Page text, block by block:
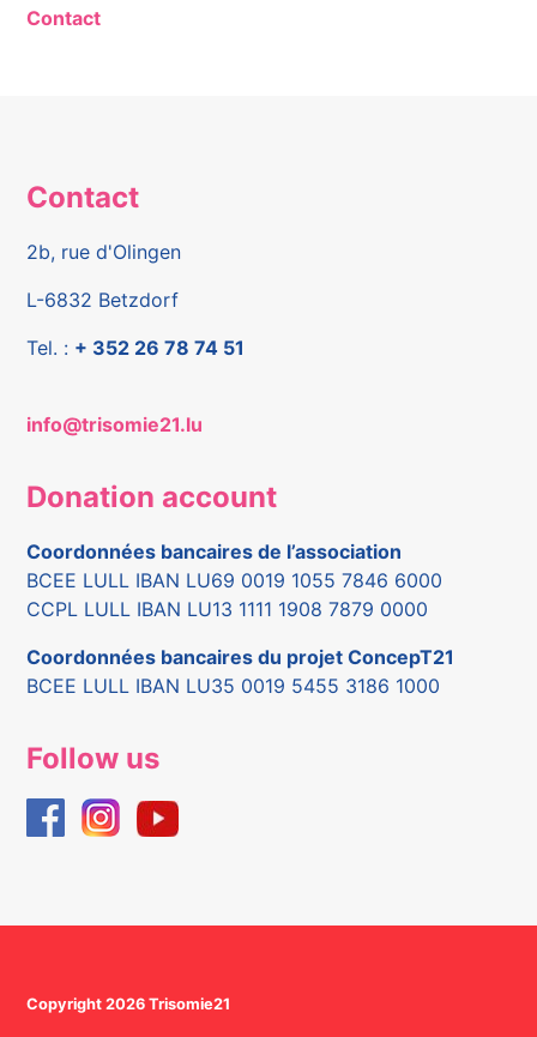
Contact
Contact
2b, rue d'Olingen
L-6832 Betzdorf
Tel. : + 352 26 78 74 51
info@trisomie21.lu
Donation account
Coordonnées bancaires de l’association
BCEE LULL IBAN LU69 0019 1055 7846 6000
CCPL LULL IBAN LU13 1111 1908 7879 0000
Coordonnées bancaires du projet ConcepT21
BCEE LULL IBAN LU35 0019 5455 3186 1000
Follow us
Copyright 2026 Trisomie21